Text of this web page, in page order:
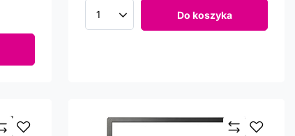
Ilość produktów Do koszyka